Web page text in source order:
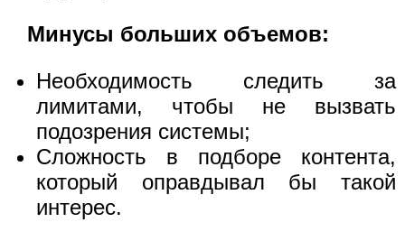
Минусы больших объемов:
Необходимость следить за
лимитами, чтобы не вызвать
подозрения системы;
Сложность в подборе контента,
который оправдывал бы такой
интерес.